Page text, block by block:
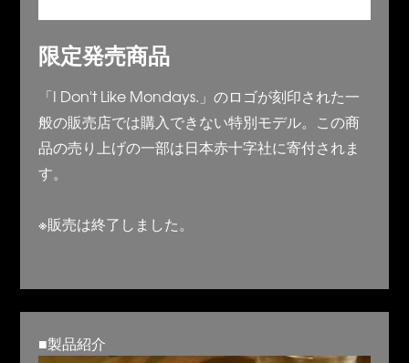
限定発売商品
「I Don't Like Mondays.」のロゴが刻印された一
般の販売店では購入できない特別モデル。この商
品の売り上げの一部は日本赤十字社に寄付されま
す。
※販売は終了しました。
■製品紹介